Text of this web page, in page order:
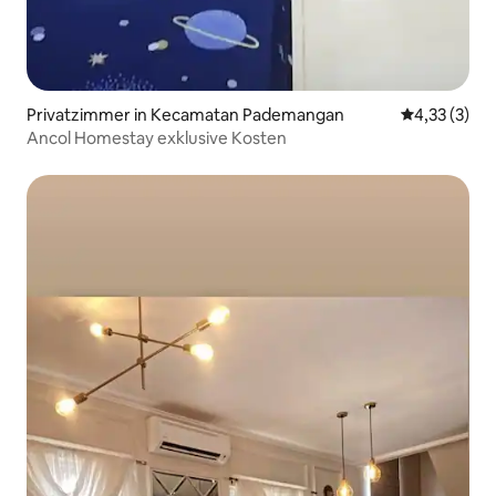
Privatzimmer in Kecamatan Pademangan
4,33 (3)
Ancol Homestay exklusive Kosten